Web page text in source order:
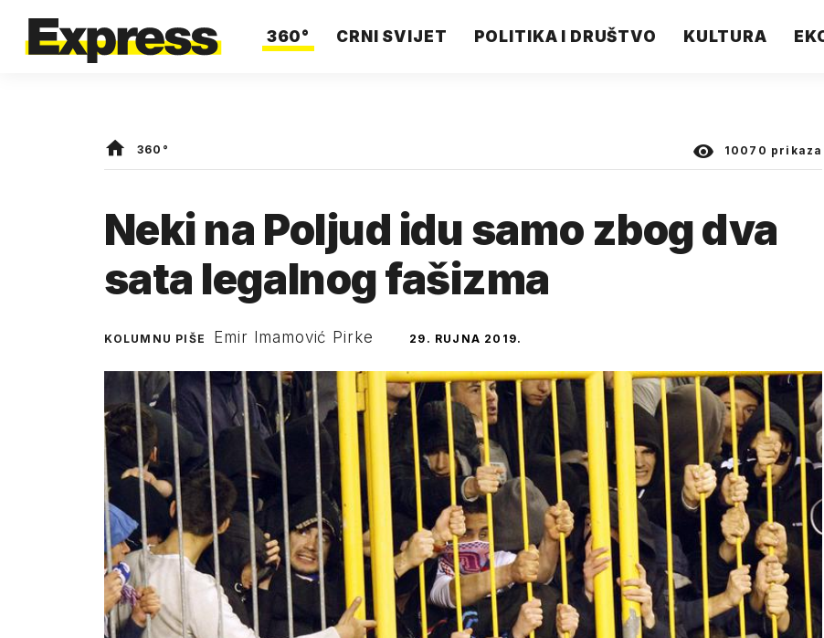
360° CRNI SVIJET POLITIKA I DRUŠTVO KULTURA
360° 10070 prikaza
Neki na Poljud idu samo zbog dva
sata legalnog fašizma
KOLUMNU PIŠE Emir Imamović Pirke 29. RUJNA 2019.